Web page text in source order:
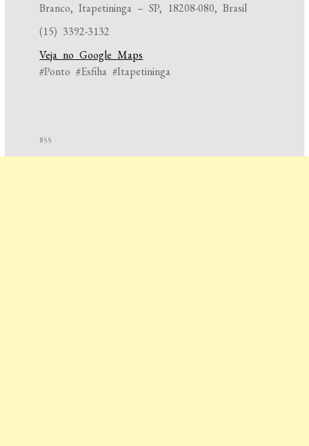
Branco, Itapetininga – SP, 18208-080, Brasil
(15) 3392-3132
Veja no Google Maps
#Ponto #Esfiha #Itapetininga
855